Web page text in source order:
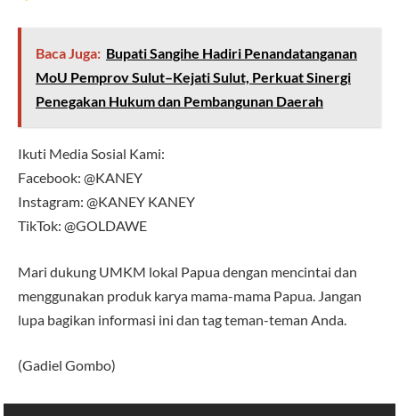
Baca Juga: Bupati Sangihe Hadiri Penandatanganan
MoU Pemprov Sulut–Kejati Sulut, Perkuat Sinergi
Penegakan Hukum dan Pembangunan Daerah
Ikuti Media Sosial Kami:
Facebook: @KANEY
Instagram: @KANEY KANEY
TikTok: @GOLDAWE
Mari dukung UMKM lokal Papua dengan mencintai dan
menggunakan produk karya mama-mama Papua. Jangan
lupa bagikan informasi ini dan tag teman-teman Anda.
(Gadiel Gombo)